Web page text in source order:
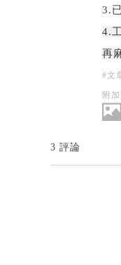
3.
4.
再
#文
附
3 評論